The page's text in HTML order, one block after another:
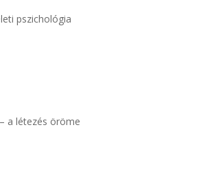
pszichológia
a létezés öröme